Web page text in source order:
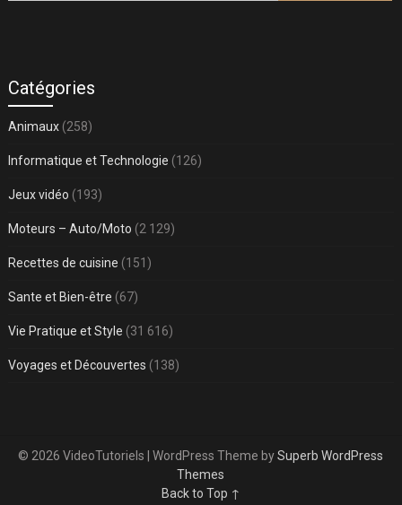
Catégories
Animaux(258)
Informatique et Technologie (126)
Jeux vidéo (193)
Moteurs – Auto/Moto (2 129)
Recettes de cuisine (151)
Sante et Bien-être (67)
Vie Pratique et Style (31 616)
Voyages et Découvertes (138)
© 2026 VideoTutoriels | WordPress Theme bySuperb WordPress
Themes
Back to Top ↑